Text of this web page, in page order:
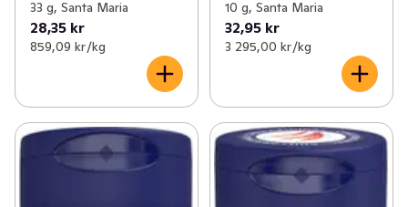
33 g, Santa Maria
28,35 kr
859,09 kr /kg
10 g, Santa Maria
32,95 kr
3 295,00 kr /kg